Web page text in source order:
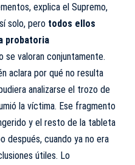
explica el Supremo,
solo, pero todos ellos
probatoria
se valoran conjuntamente.
aclara por qué no resulta
analizarse el trozo de
la víctima. Ese fragmento
y el resto de la tableta
después, cuando ya no era
útiles. Lo